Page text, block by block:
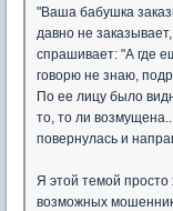
"Ваша бабушка
давно не
спрашивает: "А где
говорю не знаю,
По ее лицу было
то, то ли
повернулась и
Я этой темой просто
возможных